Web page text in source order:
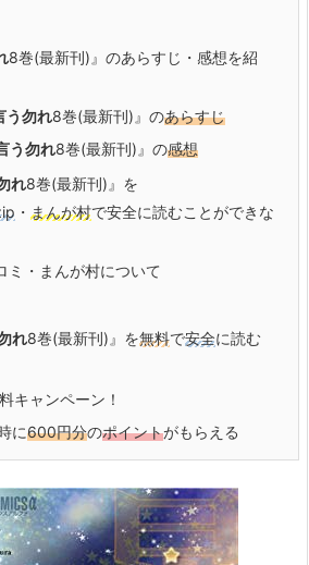
8巻(最新刊)』のあらすじ・感想を紹
う勿れ8巻(最新刊)』のあらすじ
う勿れ8巻(最新刊)』の感想
れ8巻(最新刊)』を
・ まんが村で安全に読むことができな
ミ・まんが村について
れ8巻(最新刊)』を無料で安全に読む
キャンペーン！
に600円分のポイントがもらえる